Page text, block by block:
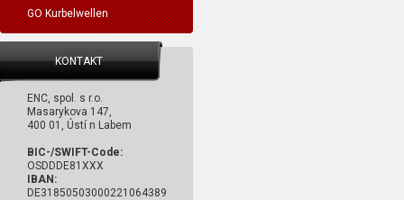
GO Kurbelwellen
KONTAKT
ENC, spol. s r.o.
Masarykova 147,
400 01, Ústí n Labem
BIC-/SWIFT-Code:
OSDDDE81XXX
IBAN:
DE31850503000221064389